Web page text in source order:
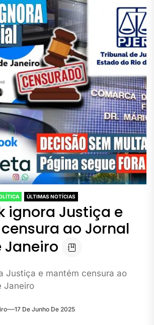
ÚLTIMAS NOTÍCIAS
ignora Justiça e
ao Jornal
Janeiro
Justiça e mantém censura ao
Janeiro
17 De Junho De 2025